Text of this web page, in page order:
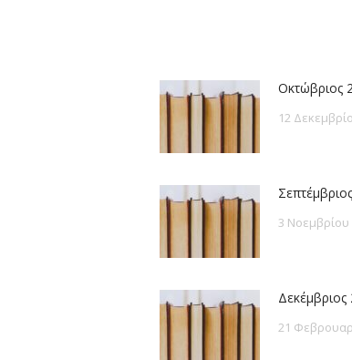
Οκτώβριος
12
3 Νοεμβρίου
Δεκέμβριος
21